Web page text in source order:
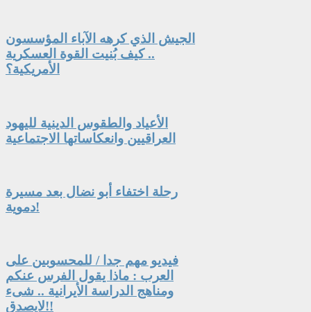
الجيش الذي كرهه الآباء المؤسسون
.. كيف بُنيت القوة العسكرية
الأمريكية؟
الأعياد والطقوس الدينية لليهود
العراقيين وانعكاساتها الاجتماعية
رحلة اختفاء أبو نضال بعد مسيرة
دموية!
فيديو مهم جدا / للمحسوبين على
العرب : ماذا يقول الفرس عنكم
ومناهج الدراسة الأيرانية .. شىء
لايصدق!!